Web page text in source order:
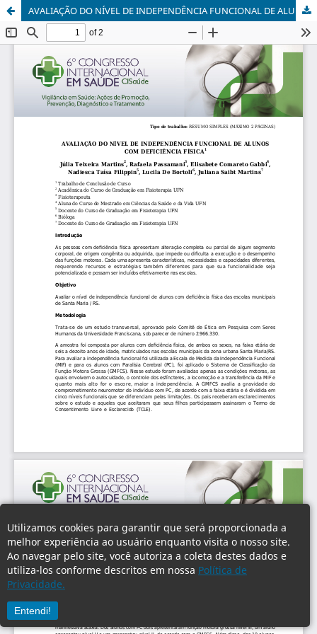
Utilizamos cookies para garantir que será proporcionada a
melhor experiência ao usuário enquanto visita o nosso site.
Ao navegar pelo site, você autoriza a coleta destes dados e
utiliza-los conforme descritos em nossa Política de
Privacidade.
Entendi!
AVALIAÇÃO DO NÍVEL DE INDEPENDÊNCIA FUNCIONAL DE ALUNOS COM DEFICIÊNCIA FÍSICA